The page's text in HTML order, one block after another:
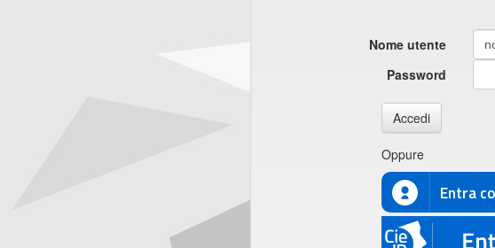
Nome utente
Password
Accedi
Oppure
Entra
CIE